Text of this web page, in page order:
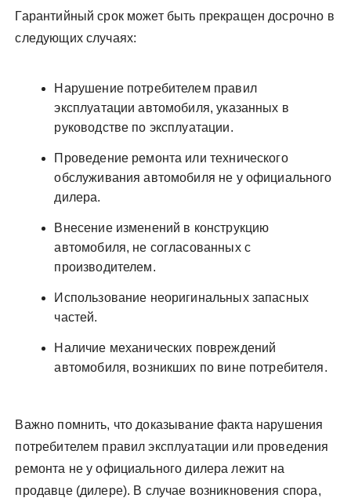
Гарантийный срок может быть прекращен досрочно в
следующих случаях:
Нарушение потребителем правил
эксплуатации автомобиля, указанных в
руководстве по эксплуатации.
Проведение ремонта или технического
обслуживания автомобиля не у официального
дилера.
Внесение изменений в конструкцию
автомобиля, не согласованных с
производителем.
Использование неоригинальных запасных
частей.
Наличие механических повреждений
автомобиля, возникших по вине потребителя.
Важно помнить, что доказывание факта нарушения
потребителем правил эксплуатации или проведения
ремонта не у официального дилера лежит на
продавце (дилере). В случае возникновения спора,